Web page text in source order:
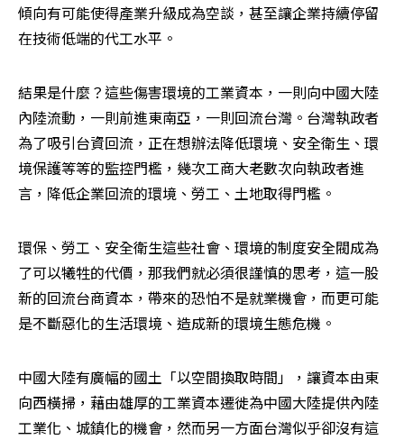
傾向有可能使得產業升級成為空談，甚至讓企業持續停留
在技術低端的代工水平。
結果是什麼？這些傷害環境的工業資本，一則向中國大陸
內陸流動，一則前進東南亞，一則回流台灣。台灣執政者
為了吸引台資回流，正在想辦法降低環境、安全衛生、環
境保護等等的監控門檻，幾次工商大老數次向執政者進
言，降低企業回流的環境、勞工、土地取得門檻。
環保、勞工、安全衛生這些社會、環境的制度安全閥成為
了可以犧牲的代價，那我們就必須很謹慎的思考，這一股
新的回流台商資本，帶來的恐怕不是就業機會，而更可能
是不斷惡化的生活環境、造成新的環境生態危機。
中國大陸有廣幅的國土「以空間換取時間」，讓資本由東
向西橫掃，藉由雄厚的工業資本遷徙為中國大陸提供內陸
工業化、城鎮化的機會，然而另一方面台灣似乎卻沒有這